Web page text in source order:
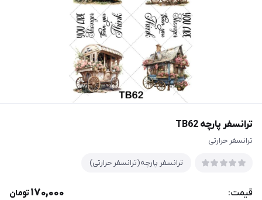
ترانسفر پارچه TB62
ترانسفر حرارتی
ترانسفر پارچه(ترانسفر حرارتی)
قیمت: 170,000تومان